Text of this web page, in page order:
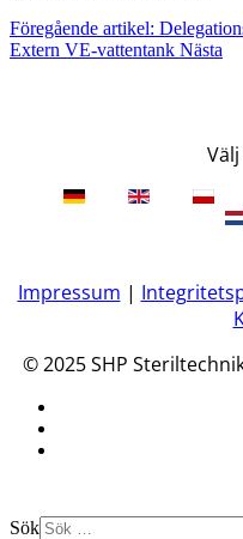
Föregående artikel:
Extern VE-vattentank Nästa
Impressum |
© 2025 SHP
Sök